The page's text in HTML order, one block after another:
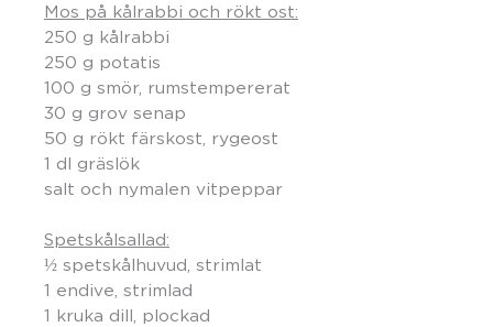
Mos på kålrabbi och rökt ost:
250 g kålrabbi
250 g potatis
100 g smör, rumstempererat
30 g grov senap
50 g rökt färskost, rygeost
1 dl gräslök
salt och nymalen vitpeppar
Spetskålsallad:
½ spetskålhuvud, strimlat
1 endive, strimlad
1 kruka dill, plockad